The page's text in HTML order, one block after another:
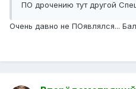
ПО дрочению тут другой
Очень давно не ПОявлялся...